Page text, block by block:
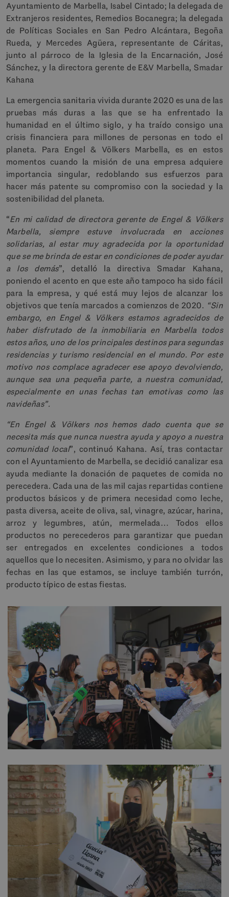
Ayuntamiento de Marbella, Isabel Cintado; la delegada de
Extranjeros residentes, Remedios Bocanegra; la delegada
de Políticas Sociales en San Pedro Alcántara, Begoña
Rueda, y Mercedes Agüera, representante de Cáritas,
junto al párroco de la Iglesia de la Encarnación, José
Sánchez, y la directora gerente de E&V Marbella, Smadar
Kahana
La emergencia sanitaria vivida durante 2020 es una de las
pruebas más duras a las que se ha enfrentado la
humanidad en el último siglo, y ha traído consigo una
crisis financiera para millones de personas en todo el
planeta. Para Engel & Völkers Marbella, es en estos
momentos cuando la misión de una empresa adquiere
importancia singular, redoblando sus esfuerzos para
hacer más patente su compromiso con la sociedad y la
sostenibilidad del planeta.
“En mi calidad de directora gerente de Engel & Völkers
Marbella, siempre estuve involucrada en acciones
solidarias, al estar muy agradecida por la oportunidad
que se me brinda de estar en condiciones de poder ayudar
a los demás”, detalló la directiva Smadar Kahana,
poniendo el acento en que este año tampoco ha sido fácil
para la empresa, y qué está muy lejos de alcanzar los
objetivos que tenía marcados a comienzos de 2020. “Sin
embargo, en Engel & Völkers estamos agradecidos de
haber disfrutado de la inmobiliaria en Marbella todos
estos años, uno de los principales destinos para segundas
residencias y turismo residencial en el mundo. Por este
motivo nos complace agradecer ese apoyo devolviendo,
aunque sea una pequeña parte, a nuestra comunidad,
especialmente en unas fechas tan emotivas como las
navideñas”.
“En Engel & Völkers nos hemos dado cuenta que se
necesita más que nunca nuestra ayuda y apoyo a nuestra
comunidad local”, continuó Kahana. Así, tras contactar
con el Ayuntamiento de Marbella, se decidió canalizar esa
ayuda mediante la donación de paquetes de comida no
perecedera. Cada una de las mil cajas repartidas contiene
productos básicos y de primera necesidad como leche,
pasta diversa, aceite de oliva, sal, vinagre, azúcar, harina,
arroz y legumbres, atún, mermelada… Todos ellos
productos no perecederos para garantizar que puedan
ser entregados en excelentes condiciones a todos
aquellos que lo necesiten. Asimismo, y para no olvidar las
fechas en las que estamos, se incluye también turrón,
producto típico de estas fiestas.